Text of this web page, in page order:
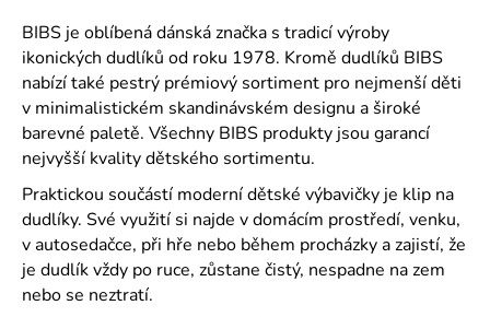
BIBS je oblíbená dánská značka s tradicí výroby
ikonických dudlíků od roku 1978. Kromě dudlíků BIBS
nabízí také pestrý prémiový sortiment pro nejmenší děti
v minimalistickém skandinávském designu a široké
barevné paletě. Všechny BIBS produkty jsou garancí
nejvyšší kvality dětského sortimentu.
Praktickou součástí moderní dětské výbavičky je klip na
dudlíky. Své využití si najde v domácím prostředí, venku,
v autosedačce, při hře nebo během procházky a zajistí, že
je dudlík vždy po ruce, zůstane čistý, nespadne na zem
nebo se neztratí.
p
o
r
u
č
u
j
e
m
e